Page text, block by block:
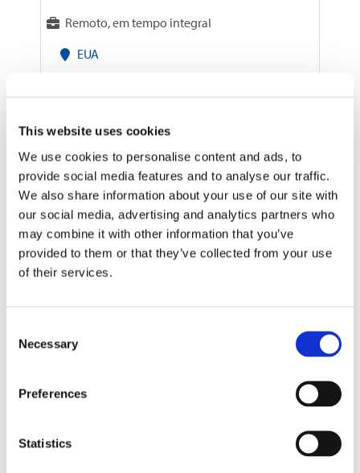
This website uses cookies
We use cookies to personalise content and ads, to
provide social media features and to analyse our traffic.
We also share information about your use of our site with
our social media, advertising and analytics partners who
may combine it with other information that you’ve
provided to them or that they’ve collected from your use
of their services.
Selection
Necessary
Preferences
Statistics
Remoto, em tempo integral
EUA
parte da nossa equipe? Inscreva-se aqui hoje!
Como líder do setor em interconexões de fibra
óptica, a SENKO está sempre ampliando os
limites da tecnologia. Nosso d...
LEIA MAIS
Senior Project Coordinator